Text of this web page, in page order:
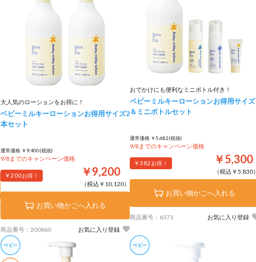
大人気のローションをお得に！
ベビーミルキーローションお得用サイズ2
本セット
通常価格 ￥9,400(税抜)
9/8までのキャンペーン価格
￥200お得！ ￥9,200
（税込￥10,120）
お買い物かごへ入れる
商品番号：200860 お気に入り登録
おでかけにも便利なミニボトル付き！
ベビーミルキーローションお得用サイズ
＆ミニボトルセット
通常価格 ￥5,682(税抜)
9/8までのキャンペーン価格
￥382 お得！ ￥5,300
（税込￥5,830）
お買い物かごへ入れる
商品番号：6371 お気に入り登録